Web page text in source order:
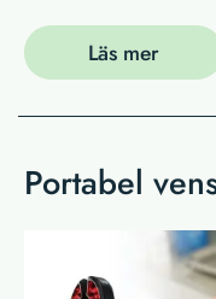
Läs mer
Portabel